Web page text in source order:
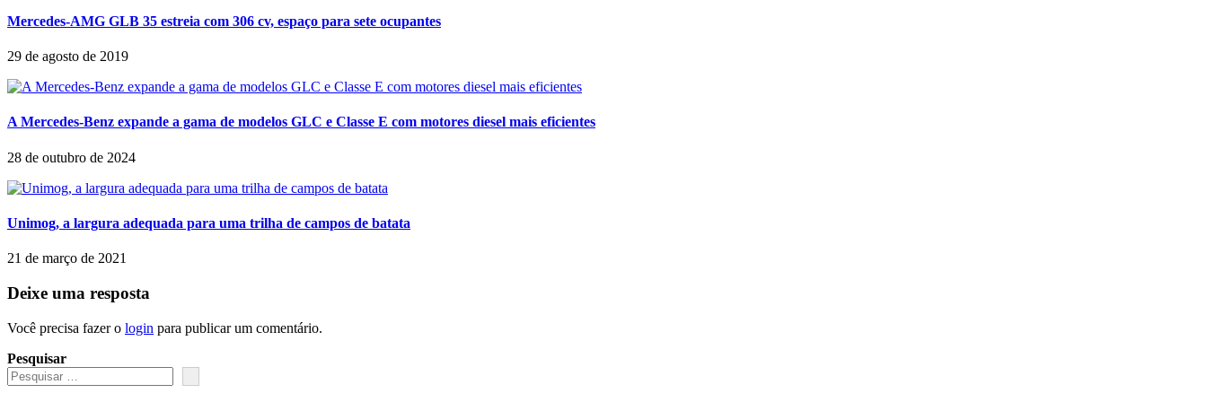
Mercedes-AMG GLB 35 estreia com 306 cv, espaço para sete ocupantes
29 de agosto de 2019
A Mercedes-Benz expande a gama de modelos GLC e Classe E com motores diesel mais eficientes
28 de outubro de 2024
Unimog, a largura adequada para uma trilha de campos de batata
21 de março de 2021
Deixe uma resposta
Você precisa fazer o login para publicar um comentário.
Pesquisar